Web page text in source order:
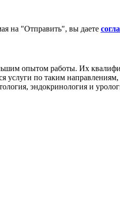
на "Отправить", вы даете
опытом работы. Их
по таким
эндокринология и